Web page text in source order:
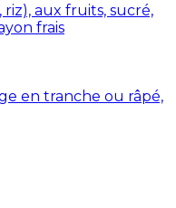
riz), aux fruits, sucré,
frais
en tranche ou râpé,